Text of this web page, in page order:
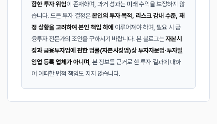
함한 투자 위험이 존재하며, 과거 성과는 미래 수익을 보장하지 않
습니다. 모든 투자 결정은본인의 투자 목적, 리스크 감내 수준, 재
정 상황을 고려하여 본인 책임 하에 이루어져야 하며, 필요 시 금
융투자 전문가의 조언을 구하시기 바랍니다. 본 블로그는 자본시
장과 금융투자업에 관한 법률(자본시장법)상 투자자문업·투자일
임업 등록 업체가 아니며 , 본 정보를 근거로 한 투자 결과에 대하
여 어떠한 법적 책임도 지지 않습니다.